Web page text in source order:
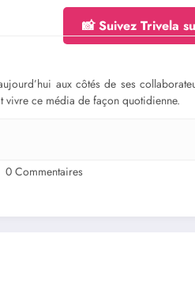
📸 Suivez Trivela
aux côtés de ses
vivre ce média de façon quotidienne.
0 Commentaires